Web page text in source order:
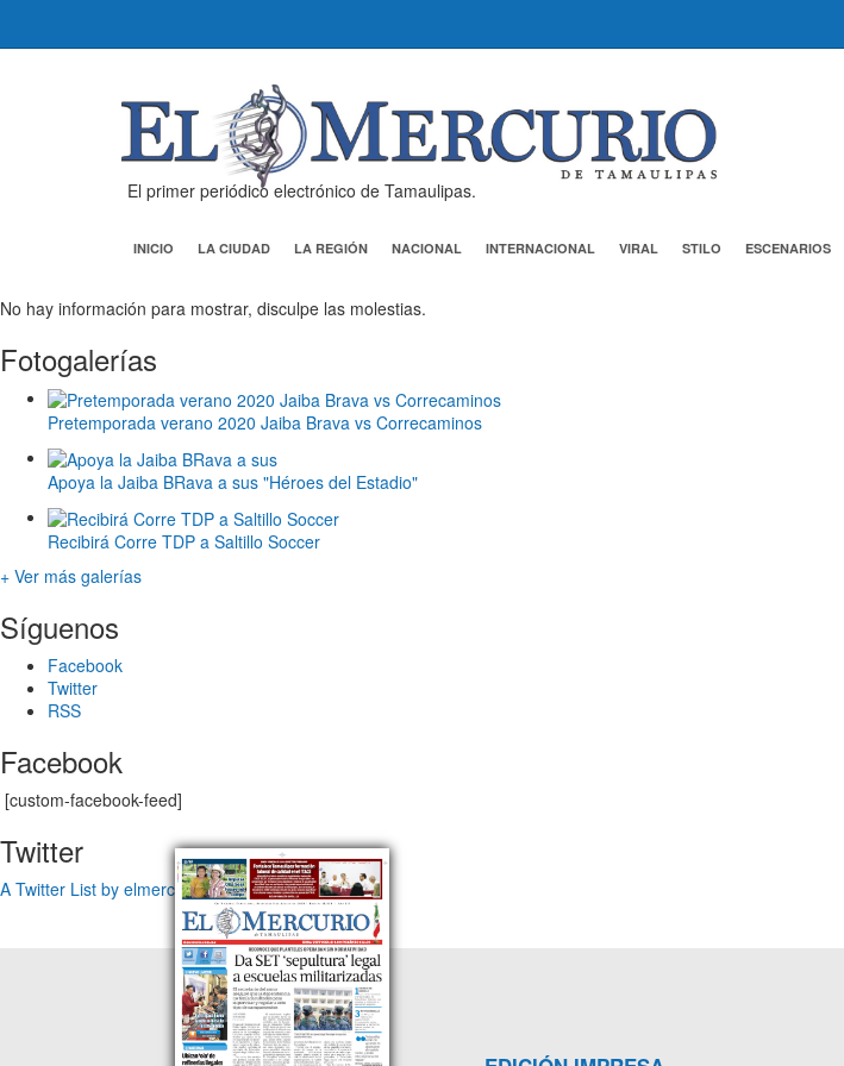
El primer periódico electrónico de Tamaulipas.
INICIO LA CIUDAD LA REGIÓN NACIONAL INTERNACIONAL VIRAL STILO ESCENARIOS
No hay información para mostrar, disculpe las molestias.
Fotogalerías
Pretemporada verano 2020 Jaiba Brava vs Correcaminos
Apoya la Jaiba BRava a sus "Héroes del Estadio"
Recibirá Corre TDP a Saltillo Soccer
+ Ver más galerías
Síguenos
Facebook
Twitter
RSS
Facebook
[custom-facebook-feed]
Twitter
A Twitter List by elmercuriotam